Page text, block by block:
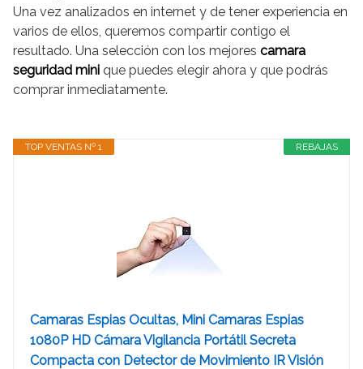
Una vez analizados en internet y de tener experiencia en
varios de ellos, queremos compartir contigo el
resultado. Una selección con los mejores camara
seguridad mini que puedes elegir ahora y que podrás
comprar inmediatamente.
REBAJAS
TOP VENTAS Nº 1
Camaras Espias Ocultas, Mini Camaras Espias
1080P HD Cámara Vigilancia Portátil Secreta
Compacta con Detector de Movimiento IR Visión